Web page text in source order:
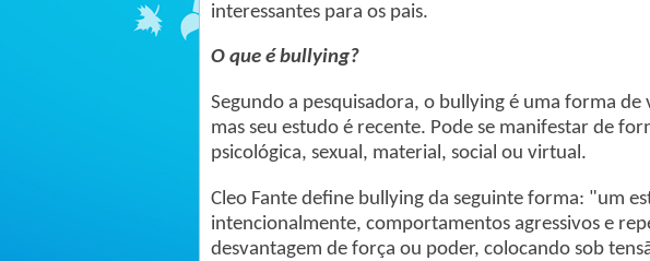
interessantes para os pais.
O que é bullying?
Segundo a pesquisadora, o bullying é uma forma
mas seu estudo é recente. Pode se manifestar de
psicológica, sexual, material, social ou virtual.
Cleo Fante define bullying da seguinte forma: "um
intencionalmente, comportamentos agressivos e
desvantagem de força ou poder, colocando sob